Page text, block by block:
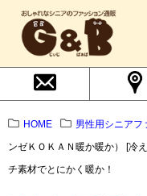
HOME 男性用シニアフ
ンゼＫＯＫＡＮ暖か暖か） [冷
チ素材でとにかく暖か！